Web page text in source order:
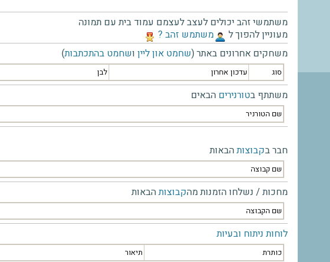
משתמשי זהב יכולים לעצב לעצמם עמוד בית עם תמונה
מעוניין להפוך ל
‫משתמש זהב ?‬
משחקים אחרונים באתר (שחמט און ליין ושחמט בהתכתבות)
סוג עדכון אחרון לבן
משתתף בטורנירים הבאים
שם הטורניר
חבר בקבוצותהבאות
שם קבוצה
מחכות / נשלחו הזמנות מהקבוצותהבאות
שם הקבוצה
לוחות ניתוח ובעיות
כותרת תיאור